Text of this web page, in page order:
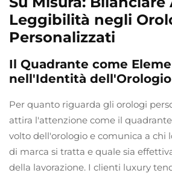
Leggibilità negli
Personalizzati
Il Quadrante come
nell'Identità dell'Orologio
Per quanto riguarda gli orologi
attira l'attenzione come il
volto dell'orologio e comunica a chi
di marca si tratta e quale sia
della lavorazione. I clienti luxury